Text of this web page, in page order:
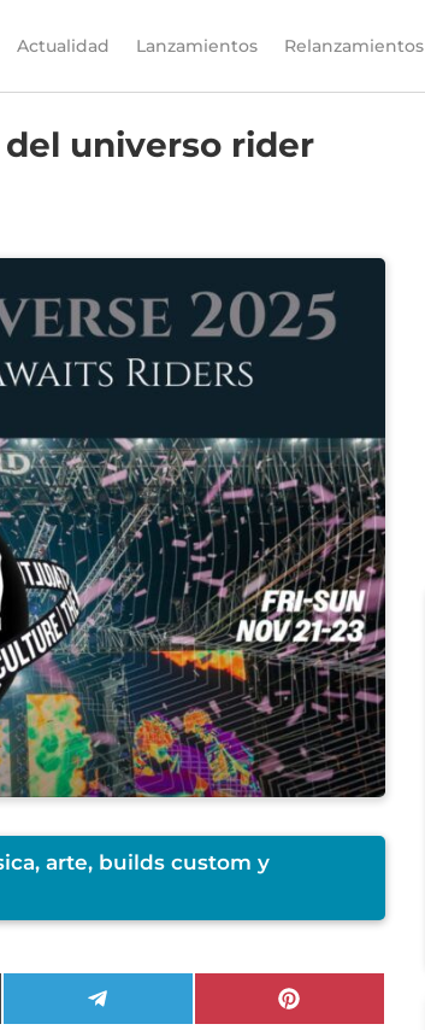
Actualidad Lanzamientos Relanzamientos
universo rider
arte, builds custom y
Compartir
Compartir